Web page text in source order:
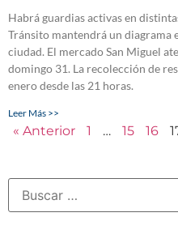
Habrá guardias activas en
Tránsito mantendrá un diagrama
ciudad. El mercado San Miguel
domingo 31. La recolección de
enero desde las 21 horas.
Leer Más >>
« Anterior 1 … 15 16